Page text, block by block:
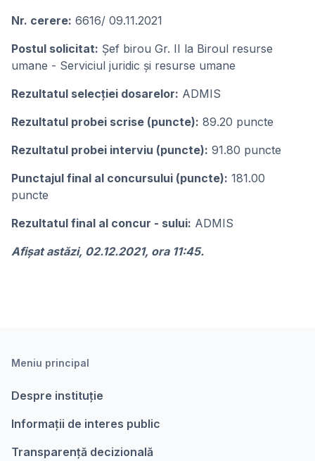
Nr. cerere: 6616/ 09.11.2021
Postul solicitat: Șef birou Gr. II la Biroul resurse
umane - Serviciul juridic și resurse umane
Rezultatul selecţiei dosarelor: ADMIS
Rezultatul probei scrise (puncte): 89.20 puncte
Rezultatul probei interviu (puncte): 91.80 puncte
Punctajul final al concursului (puncte): 181.00
puncte
Rezultatul final al concur - sului: ADMIS
Afişat astăzi, 02.12.2021, ora 11:45.
Meniu principal
Despre instituție
Informații de interes public
Transparență decizională